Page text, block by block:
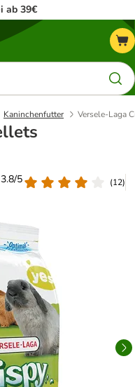
ab 39€
Kaninchenfutter Versele-Laga
5
(12)